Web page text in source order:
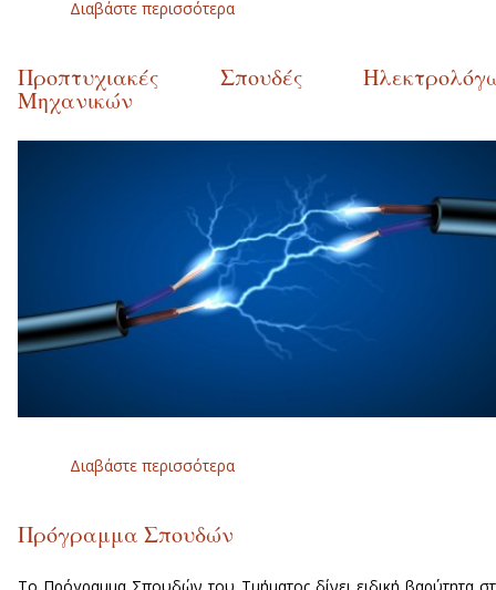
Διαβάστε περισσότερα
Προπτυχιακές Σπουδές
Μηχανικών
Διαβάστε περισσότερα
Πρόγραμμα Σπουδών